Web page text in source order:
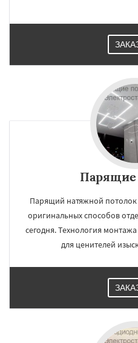
Парящие
Парящий натяжной потолок
оригинальных способов
сегодня. Технология
для ценителей